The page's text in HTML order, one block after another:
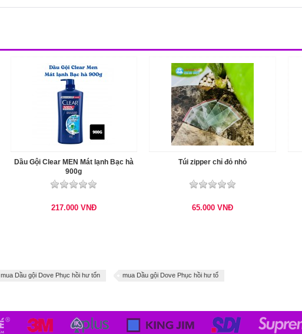
Dầu Gội Clear MEN Mát lạnh Bạc hà
900g
217.000 VNĐ
Túi zipper chỉ đỏ nhỏ
65.000 VNĐ
mua Dầu gội Dove Phục hồi hư tổn mua Dầu gội Dove Phục hồi hư tổ